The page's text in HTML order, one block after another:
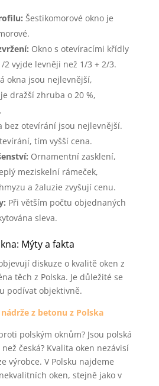
Šestikomorové okno je
Okno s otevíracími křídly
2 vyjde levněji než 1/3 + 2/3.
okna jsou nejlevnější,
dražší zhruba o 20 %,
bez otevírání jsou nejlevnější.
tím vyšší cena.
Ornamentní zasklení,
meziskelní rámeček,
a žaluzie zvyšují cenu.
Při větším počtu objednaných
sleva.
Mýty a fakta
diskuze o kvalitě oken z
těch z Polska. Je důležité se
podívat objektivně.
z betonu z Polska
polským oknům? Jsou polská
česká? Kvalita oken nezávisí
výrobce. V Polsku najdeme
oken, stejně jako v